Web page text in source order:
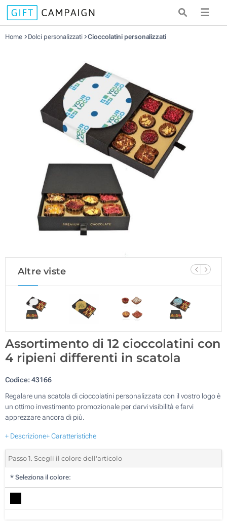
☰
Home Dolci personalizzati Cioccolatini personalizzati
Altre viste
Assortimento di 12 cioccolatini con
4 ripieni differenti in scatola
Codice:43166
Regalare una scatola di cioccolatini personalizzata con il vostro logo è
un ottimo investimento promozionale per darvi visibilità e farvi
apprezzare ancora di più.
+ Descrizione+ Caratteristiche
Passo 1. Scegli il colore dell'articolo
* Seleziona il colore: